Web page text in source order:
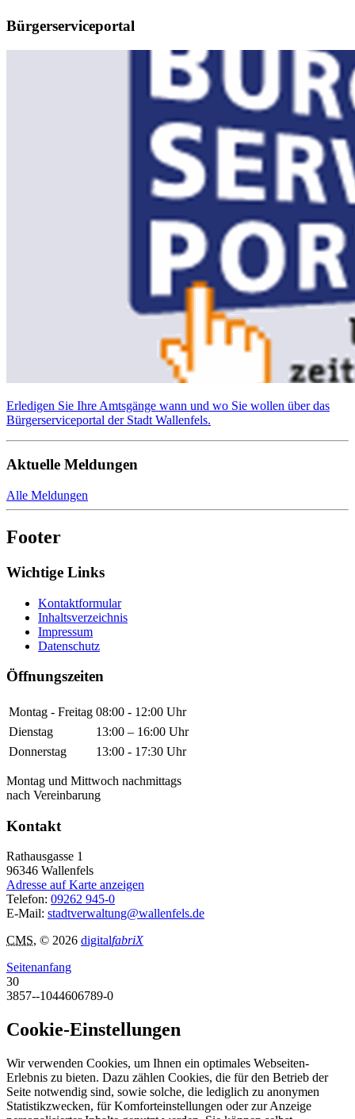
Bürgerserviceportal
Erledigen Sie Ihre Amtsgänge wann und wo Sie wollen über das
Bürgerserviceportal der Stadt Wallenfels.
Aktuelle Meldungen
Alle Meldungen
Footer
Wichtige Links
Kontaktformular
Inhaltsverzeichnis
Impressum
Datenschutz
Öffnungszeiten
Montag - Freitag 08:00 - 12:00 Uhr
Dienstag
13:00 – 16:00 Uhr
Donnerstag
13:00 - 17:30 Uhr
Montag und Mittwoch nachmittags
nach Vereinbarung
Kontakt
Rathausgasse 1
96346 Wallenfels
Adresse auf Karte anzeigen
Telefon: 09262 945-0
E-Mail: stadtverwaltung@wallenfels.de
CMS, © 2026 digitalfabriX
Seitenanfang
30
3857--1044606789-0
Cookie-Einstellungen
Wir verwenden Cookies, um Ihnen ein optimales Webseiten-
Erlebnis zu bieten. Dazu zählen Cookies, die für den Betrieb der
Seite notwendig sind, sowie solche, die lediglich zu anonymen
Statistikzwecken, für Komforteinstellungen oder zur Anzeige